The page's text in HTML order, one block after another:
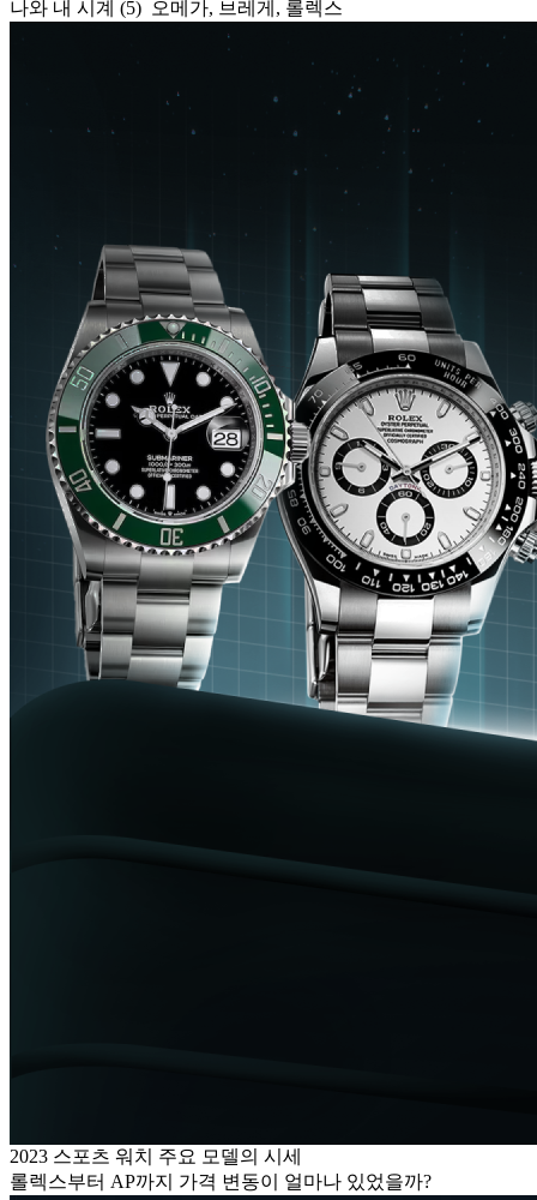
나와 내 시계 (5) 오메가, 브레게, 롤렉스
2023 스포츠 워치 주요 모델의 시세
롤렉스부터 AP까지 가격 변동이 얼마나 있었을까?